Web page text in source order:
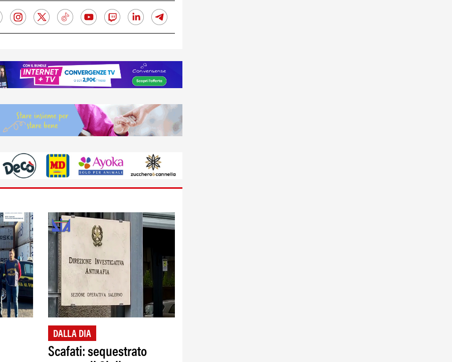
DALLA DIA
Scafati: sequestrato